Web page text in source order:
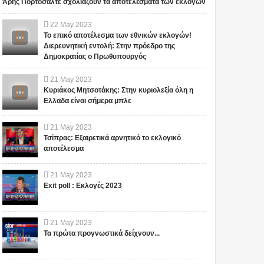
Άρης Πορτοσάλτε σχολιάζουν τα αποτελέσματα των εκλογών
22 May 2023
Το επικό αποτέλεσμα των εθνικών εκλογών!
Διερευνητική εντολή: Στην πρόεδρο της
Δημοκρατίας ο Πρωθυπουργός
21 May 2023
Κυριάκος Μητσοτάκης: Στην κυριολεξία όλη η
Ελλαδα είναι σήμερα μπλε
21 May 2023
Τσίπρας: Εξαιρετικά αρνητικό το εκλογικό
αποτέλεσμα
21 May 2023
Exit poll : Εκλογές 2023
21 May 2023
Τα πρώτα προγνωστικά δείχνουν...